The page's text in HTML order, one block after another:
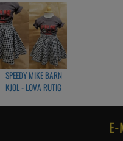
SPEEDY MIKE BARN
KJOL - LOVA RUTIG